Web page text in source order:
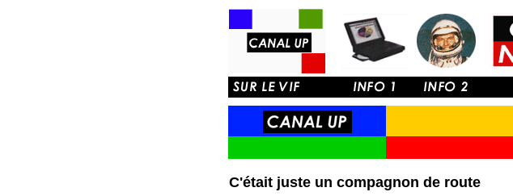
C'était juste un compagnon de route